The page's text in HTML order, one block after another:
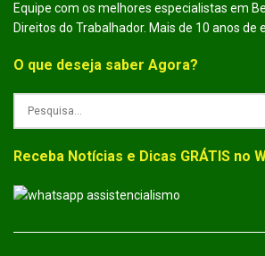
Equipe com os melhores especialistas em
Direitos do Trabalhador. Mais de 10 anos de
O que deseja saber Agora?
Receba Notícias e Dicas GRÁTIS no